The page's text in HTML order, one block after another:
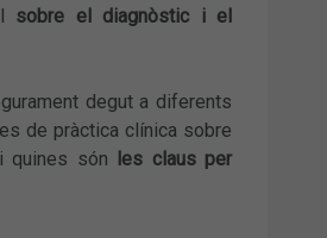
sobre el diagnòstic i el
degut a diferents
de pràctica clínica sobre
són les claus per